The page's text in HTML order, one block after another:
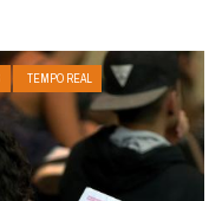
TEMPO REAL